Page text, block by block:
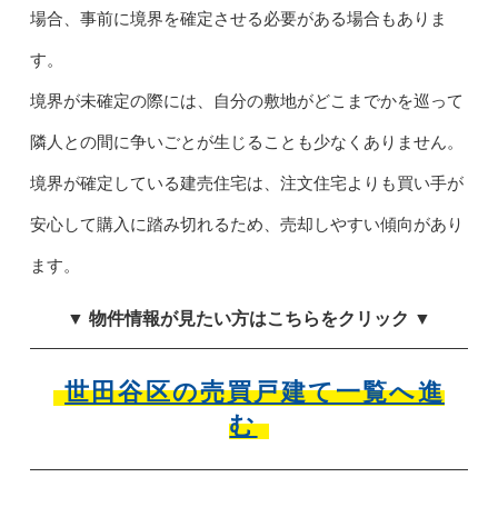
場合、事前に境界を確定させる必要がある場合もありま
す。
境界が未確定の際には、自分の敷地がどこまでかを巡って
隣人との間に争いごとが生じることも少なくありません。
境界が確定している建売住宅は、注文住宅よりも買い手が
安心して購入に踏み切れるため、売却しやすい傾向があり
ます。
▼ 物件情報が見たい方はこちらをクリック ▼
世田谷区の売買戸建て一覧へ進
む